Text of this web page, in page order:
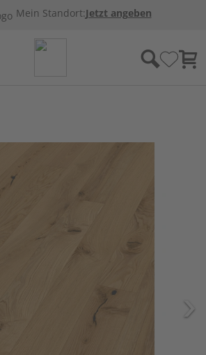
Mein Standort:Jetzt angeben